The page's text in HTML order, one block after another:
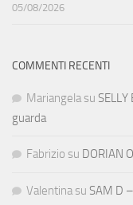
05/08/2026
COMMENTI RECENTI
Mariangela su
guarda
Fabrizio su DORIAN
Valentina su SAM D